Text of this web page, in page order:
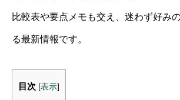
比較表や要点メモも交え、迷わず好み
る最新情報です。
目次 [表示]